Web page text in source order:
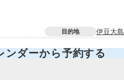
目的地 伊豆大島
ンダーから予約する